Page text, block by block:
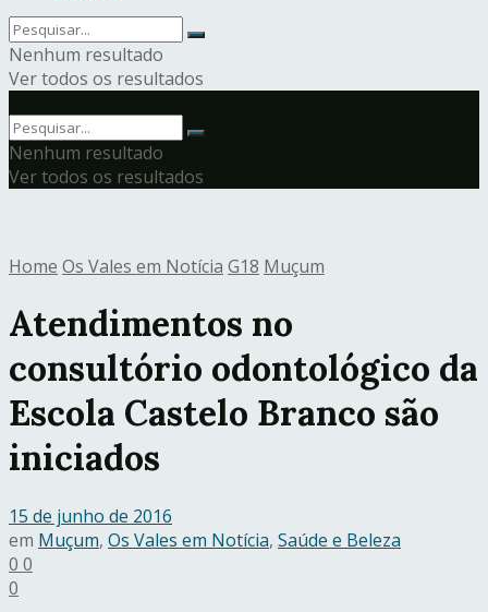
Nenhum resultado
Ver todos os resultados
Nenhum resultado
Ver todos os resultados
Home Os Vales em Notícia G18 Muçum
Atendimentos no
consultório odontológico da
Escola Castelo Branco são
iniciados
15 de junho de 2016
em Muçum, Os Vales em Notícia, Saúde e Beleza
0 0
0